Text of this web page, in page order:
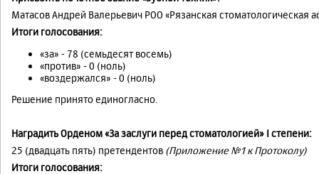
Матасов Андрей Валерьевич РОО «Рязанская стоматологическая
Итоги голосования:
«за» - 78 (семьдесят восемь)
«против» - 0 (ноль)
«воздержался» - 0 (ноль)
Решение принято единогласно.
Наградить Орденом «За заслуги перед стоматологией» I степени:
25 (двадцать пять) претендентов (Приложение №1 к Протоколу)
Итоги голосования: